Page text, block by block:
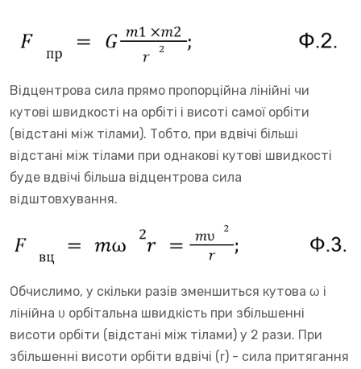
Відцентрова сила прямо пропорційна лінійні чи
кутові швидкості на орбіті і висоті самої орбіти
(відстані між тілами). Тобто, при вдвічі більші
відстані між тілами при однакові кутові швидкості
буде вдвічі більша відцентрова сила
відштовхування.
Обчислимо, у скільки разів зменшиться кутова ω і
лінійна υ орбітальна швидкість при збільшенні
висоти орбіти (відстані між тілами) у 2 рази. При
збільшенні висоти орбіти вдвічі (r) - сила притягання